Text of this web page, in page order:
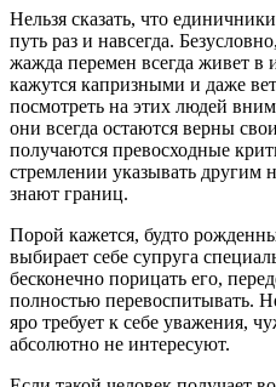
Нельзя сказать, что
путь раз и навсегда.
жажда перемен всегда живет в
кажутся капризными и даже
посмотреть на этих людей
они всегда остаются верны
получаются превосходные
стремлении указывать другим
знают границ.
Порой кажется, будто
выбирает себе супруга
бесконечно порицать его,
полностью перевоспитывать.
яро требует к себе уважения,
абсолютно не интересуют.